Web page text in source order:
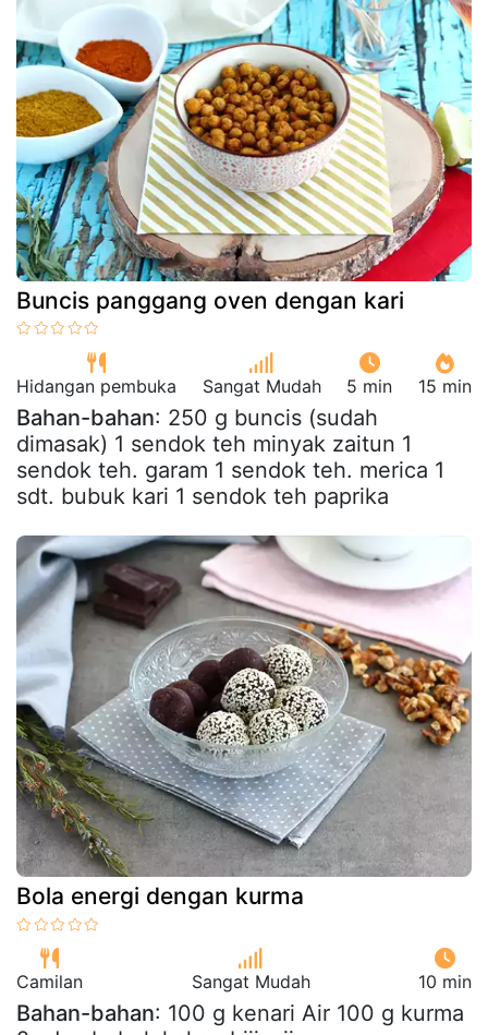
Buncis panggang oven dengan kari
Hidangan pembuka Sangat Mudah 5 min 15 min
Bahan-bahan: 250 g buncis (sudah
dimasak) 1 sendok teh minyak zaitun 1
sendok teh. garam 1 sendok teh. merica 1
sdt. bubuk kari 1 sendok teh paprika
Bola energi dengan kurma
Camilan Sangat Mudah 10 min
Bahan-bahan: 100 g kenari Air 100 g kurma